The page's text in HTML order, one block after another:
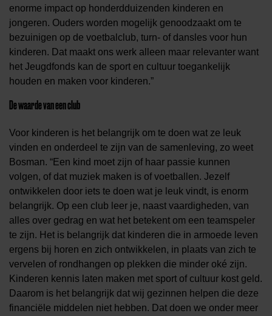
enorme impact op honderdduizenden kinderen en
jongeren. Ouders worden mogelijk genoodzaakt om te
bezuinigen op de voetbalclub, turn- of dansles voor hun
kinderen. Dat maakt ons werk alleen maar relevanter want
het Jeugdfonds kan de sport en cultuur toegankelijk
houden en maken voor kinderen.”
De waarde van een club
Voor kinderen is het belangrijk om te doen wat ze leuk
vinden en onderdeel te zijn van de samenleving, zo weet
Bosman. “Een kind moet zijn of haar passie kunnen
volgen, of dat muziek maken is of voetballen. Jezelf
ontwikkelen door iets te doen wat je leuk vindt, is enorm
belangrijk. Op een club leer je, naast vaardigheden, van
alles over gedrag en wat het betekent om een teamspeler
te zijn. Het is belangrijk dat kinderen die in armoede leven
ergens bij horen en zich ontwikkelen, in plaats van zich te
vervelen of rondhangen op plekken die minder oké zijn.
Kinderen kennis laten maken met sport of cultuur kost geld.
Daarom is het belangrijk dat wij gezinnen helpen die deze
financiële middelen niet hebben. Dat doen we onder meer